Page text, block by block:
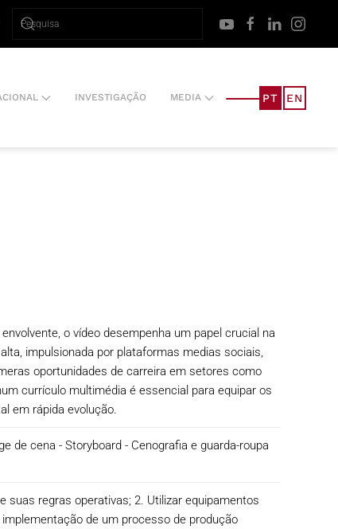
INVESTIGAÇÃO MEDIA PT EN
o vídeo desempenha um papel crucial na
impulsionada por plataformas medias sociais,
oportunidades de carreira em setores como
currículo multimédia é essencial para equipar os
em rápida evolução.
de cena - Storyboard - Cenografia e guarda-roupa
suas regras operativas; 2. Utilizar equipamentos
de um processo de produção